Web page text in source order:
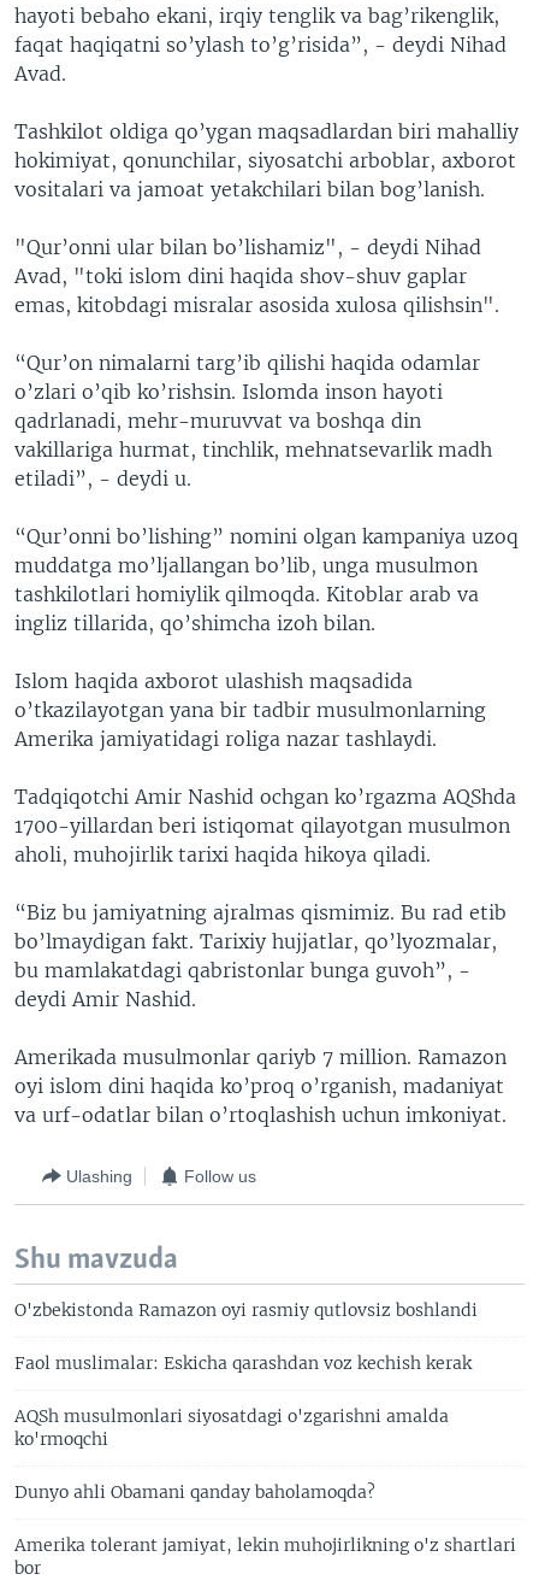
hayoti bebaho ekani, irqiy tenglik va bag’rikenglik,
faqat haqiqatni so’ylash to’g’risida”, - deydi Nihad
Avad.
Tashkilot oldiga qo’ygan maqsadlardan biri mahalliy
hokimiyat, qonunchilar, siyosatchi arboblar, axborot
vositalari va jamoat yetakchilari bilan bog’lanish.
"Qur’onni ular bilan bo’lishamiz", - deydi Nihad
Avad, "toki islom dini haqida shov-shuv gaplar
emas, kitobdagi misralar asosida xulosa qilishsin".
“Qur’on nimalarni targ’ib qilishi haqida odamlar
o’zlari o’qib ko’rishsin. Islomda inson hayoti
qadrlanadi, mehr-muruvvat va boshqa din
vakillariga hurmat, tinchlik, mehnatsevarlik madh
etiladi”, - deydi u.
“Qur’onni bo’lishing” nomini olgan kampaniya uzoq
muddatga mo’ljallangan bo’lib, unga musulmon
tashkilotlari homiylik qilmoqda. Kitoblar arab va
ingliz tillarida, qo’shimcha izoh bilan.
Islom haqida axborot ulashish maqsadida
o’tkazilayotgan yana bir tadbir musulmonlarning
Amerika jamiyatidagi roliga nazar tashlaydi.
Tadqiqotchi Amir Nashid ochgan ko’rgazma AQShda
1700-yillardan beri istiqomat qilayotgan musulmon
aholi, muhojirlik tarixi haqida hikoya qiladi.
“Biz bu jamiyatning ajralmas qismimiz. Bu rad etib
bo’lmaydigan fakt. Tarixiy hujjatlar, qo’lyozmalar,
bu mamlakatdagi qabristonlar bunga guvoh”, -
deydi Amir Nashid.
Amerikada musulmonlar qariyb 7 million. Ramazon
oyi islom dini haqida ko’proq o’rganish, madaniyat
va urf-odatlar bilan o’rtoqlashish uchun imkoniyat.
Ulashing Follow us
Shu mavzuda
O'zbekistonda Ramazon oyi rasmiy qutlovsiz boshlandi
Faol muslimalar: Eskicha qarashdan voz kechish kerak
AQSh musulmonlari siyosatdagi o'zgarishni amalda
ko'rmoqchi
Dunyo ahli Obamani qanday baholamoqda?
Amerika tolerant jamiyat, lekin muhojirlikning o'z shartlari
bor